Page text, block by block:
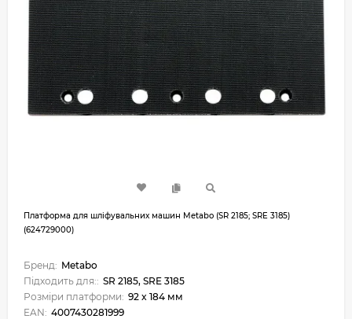
Платформа для шліфувальних машин Metabo (SR 2185; SRE 3185)
(624729000)
Бренд: Metabo
Підходить для:: SR 2185, SRE 3185
Розміри платформи: 92 x 184 мм
EAN: 4007430281999